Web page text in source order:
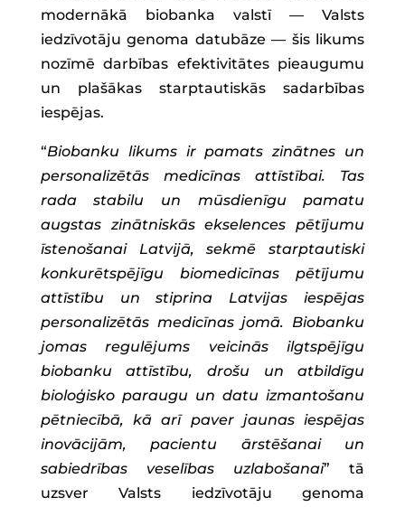
modernākā biobanka valstī — Valsts
iedzīvotāju genoma datubāze — šis likums
nozīmē darbības efektivitātes pieaugumu
un plašākas starptautiskās sadarbības
iespējas.
“Biobanku likums ir pamats zinātnes un
personalizētās medicīnas attīstībai. Tas
rada stabilu un mūsdienīgu pamatu
augstas zinātniskās ekselences pētījumu
īstenošanai Latvijā, sekmē starptautiski
konkurētspējīgu biomedicīnas pētījumu
attīstību un stiprina Latvijas iespējas
personalizētās medicīnas jomā. Biobanku
jomas regulējums veicinās ilgtspējīgu
biobanku attīstību, drošu un atbildīgu
bioloģisko paraugu un datu izmantošanu
pētniecībā, kā arī paver jaunas iespējas
inovācijām, pacientu ārstēšanai un
sabiedrības veselības uzlabošanai” tā
uzsver Valsts iedzīvotāju genoma